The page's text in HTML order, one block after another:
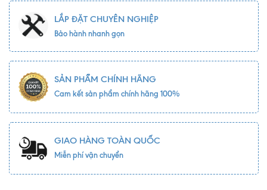
LẮP ĐẶT CHUYÊN NGHIỆP
Bảo hành nhanh gọn
SẢN PHẨM CHÍNH HÃNG
Cam kết sản phẩm chính hãng 100%
GIAO HÀNG TOÀN QUỐC
Miễn phí vận chuyển